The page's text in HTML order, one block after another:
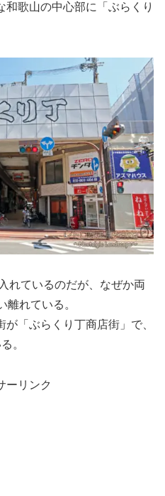
歌山の中心部に「ぶらくり
れているのだが、なぜか両
離れている。
「ぶらくり丁商店街」で、
。
ーリンク